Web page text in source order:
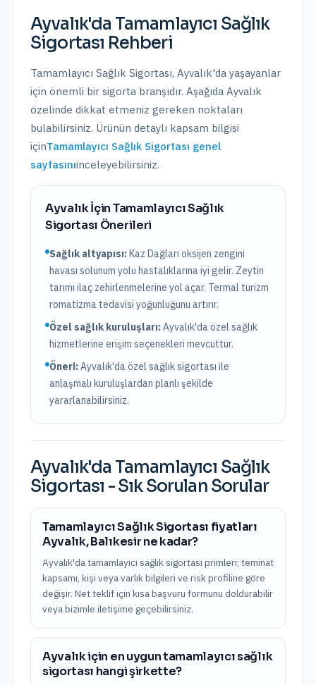
Ayvalık'da Tamamlayıcı Sağlık
Sigortası Rehberi
Tamamlayıcı Sağlık Sigortası, Ayvalık'da yaşayanlar
için önemli bir sigorta branşıdır. Aşağıda Ayvalık
özelinde dikkat etmeniz gereken noktaları
bulabilirsiniz. Ürünün detaylı kapsam bilgisi
içinTamamlayıcı Sağlık Sigortası genel
sayfasınıinceleyebilirsiniz.
AyvalıkİçinTamamlayıcı Sağlık
Sigortası Önerileri
Sağlık altyapısı:Kaz Dağları oksijen zengini
havası solunum yolu hastalıklarına iyi gelir. Zeytin
tarımı ilaç zehirlenmelerine yol açar. Termal turizm
romatizma tedavisi yoğunluğunu artırır.
Özel sağlık kuruluşları:Ayvalık'daözel sağlık
hizmetlerine erişim seçenekleri mevcuttur.
Öneri:Ayvalık'da özel sağlık sigortası ile
anlaşmalı kuruluşlardan planlı şekilde
yararlanabilirsiniz.
Ayvalık'da Tamamlayıcı Sağlık
Sigortası - Sık Sorulan Sorular
Tamamlayıcı Sağlık Sigortası fiyatları
Ayvalık, Balıkesir ne kadar?
Ayvalık'da tamamlayıcı sağlık sigortası primleri; teminat
kapsamı, kişi veya varlık bilgileri ve risk profiline göre
değişir. Net teklif için kısa başvuru formunu doldurabilir
veya bizimle iletişime geçebilirsiniz.
Ayvalık için en uygun tamamlayıcı sağlık
sigortası hangi şirkette?